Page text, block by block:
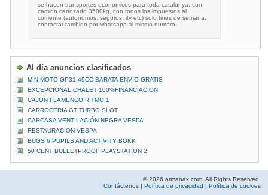
se hacen transportes economicos para toda catalunya, con
camion carrozado 3500kg, con todos los impuestos al
corriente (autonomos, seguros, itv etc) solo fines de semana.
contactar tambien por whatsapp al mismo numero.
Al día anuncios clasificados
MINIMOTO GP31 49CC BARATA ENVIO GRATIS
EXCEPCIONAL CHALET 100%FINANCIACION
CAJON FLAMENCO RITMO 1
CARROCERIA GT TURBO SLOT
CARCASA VENTILACIÓN NEGRA VESPA
RESTAURACION VESPA
BUGS 6 PUPILS AND ACTIVITY BOKK
50 CENT BULLETPROOF PLAYSTATION 2
© 2026 armanax.com. All Rights Reserved.
Contáctenos | Política de privacidad | Política de cookies